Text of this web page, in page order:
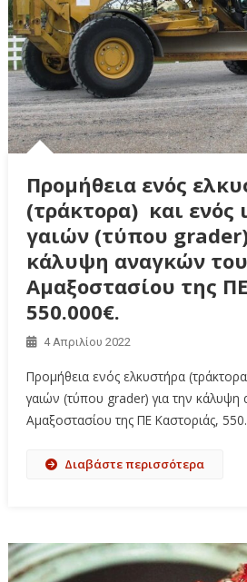
Προμήθεια ενός
(τράκτορα) και ενός
γαιών (τύπου
κάλυψη αναγκών του
Αμαξοστασίου της
550.000€.
4 Απριλίου 2022
Προμήθεια ενός ελκυστήρα
γαιών (τύπου grader) για την κάλυψη
Αμαξοστασίου της ΠΕ Καστοριάς,
Διαβάστε περισσότερα